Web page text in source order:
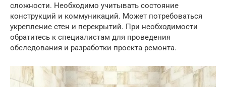
сложности. Необходимо учитывать состояние
конструкций и коммуникаций. Может потребоваться
укрепление стен и перекрытий. При необходимости
обратитесь к специалистам для проведения
обследования и разработки проекта ремонта.